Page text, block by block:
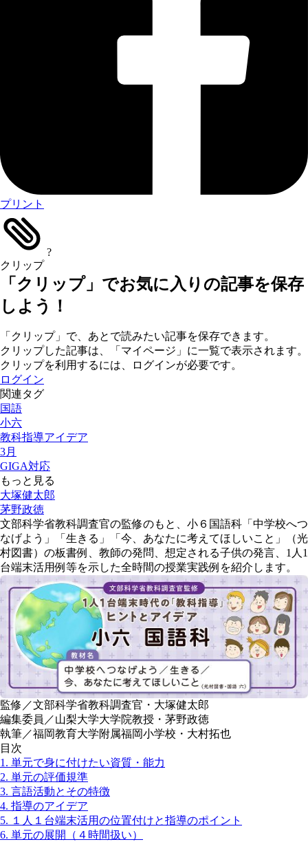
プリント
クリップ
?
「クリップ」でお気に入りの記事を保存
しよう！
「クリップ」で、あとで読みたい記事を保存できます。
クリップした記事は、「マイページ」に一覧で表示されます。
クリップを利用するには、ログインが必要です。
ログイン
関連タグ
国語
小六
教科指導アイデア
3月
GIGA対応
もっと見る
大塚健太郎
茅野政徳
文部科学省教科調査官の監修のもと、小６国語科「中学校へつ
なげよう」「生きる」「今、あなたに考えてほしいこと」（光
村図書）の板書例、教師の発問、想定される子供の発言、1人1
台端末活用例等を示した全時間の授業実践例を紹介します。
監修／文部科学省教科調査官・大塚健太郎
編集委員／山梨大学大学院教授・茅野政徳
執筆／福岡教育大学附属福岡小学校・大村拓也
目次
1. 単元で身に付けたい資質・能力
2. 単元の評価規準
3. 言語活動とその特徴
4. 指導のアイデア
5. １人１台端末活用の位置付けと指導のポイント
6. 単元の展開（４時間扱い）